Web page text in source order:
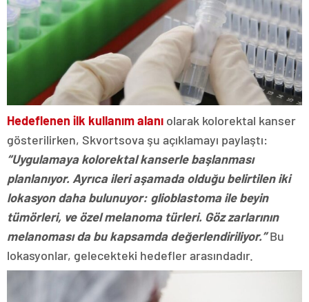
Hedeflenen ilk kullanım alanı olarak kolorektal kanser
gösterilirken, Skvortsova şu açıklamayı paylaştı:
“Uygulamaya kolorektal kanserle başlanması
planlanıyor. Ayrıca ileri aşamada olduğu belirtilen iki
lokasyon daha bulunuyor: glioblastoma ile beyin
tümörleri, ve özel melanoma türleri. Göz zarlarının
melanoması da bu kapsamda değerlendiriliyor.”Bu
lokasyonlar, gelecekteki hedefler arasındadır.